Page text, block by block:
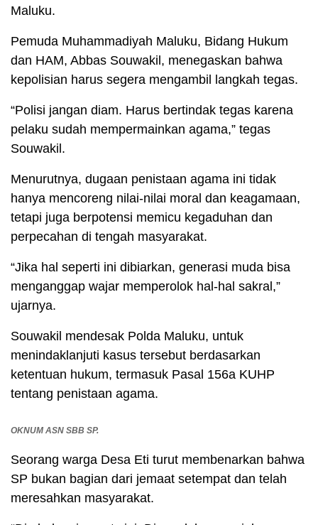
Maluku.
Pemuda Muhammadiyah Maluku, Bidang Hukum
dan HAM, Abbas Souwakil, menegaskan bahwa
kepolisian harus segera mengambil langkah tegas.
“Polisi jangan diam. Harus bertindak tegas karena
pelaku sudah mempermainkan agama,” tegas
Souwakil.
Menurutnya, dugaan penistaan agama ini tidak
hanya mencoreng nilai-nilai moral dan keagamaan,
tetapi juga berpotensi memicu kegaduhan dan
perpecahan di tengah masyarakat.
“Jika hal seperti ini dibiarkan, generasi muda bisa
menganggap wajar memperolok hal-hal sakral,”
ujarnya.
Souwakil mendesak Polda Maluku, untuk
menindaklanjuti kasus tersebut berdasarkan
ketentuan hukum, termasuk Pasal 156a KUHP
tentang penistaan agama.
OKNUM ASN SBB SP.
Seorang warga Desa Eti turut membenarkan bahwa
SP bukan bagian dari jemaat setempat dan telah
meresahkan masyarakat.